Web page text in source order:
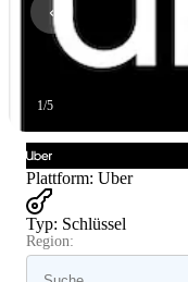
1/5
Plattform: Uber
Typ: Schlüssel
Region: